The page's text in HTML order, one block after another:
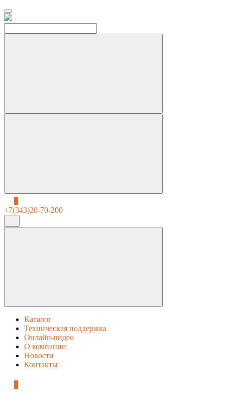
+7(343)20-70-200
Каталог
Техническая поддержка
Онлайн-видео
О компании
Новости
Контакты